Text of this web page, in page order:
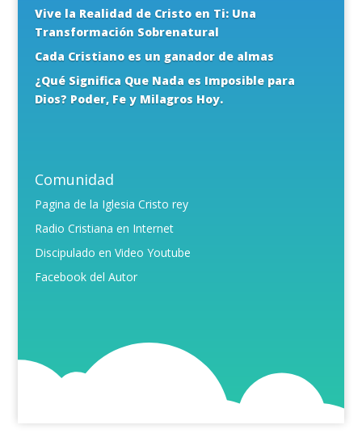
Vive la Realidad de Cristo en Ti: Una
Transformación Sobrenatural
Cada Cristiano es un ganador de almas
¿Qué Significa Que Nada es Imposible para
Dios? Poder, Fe y Milagros Hoy.
Comunidad
Pagina de la Iglesia Cristo rey
Radio Cristiana en Internet
Discipulado en Video Youtube
Facebook del Autor